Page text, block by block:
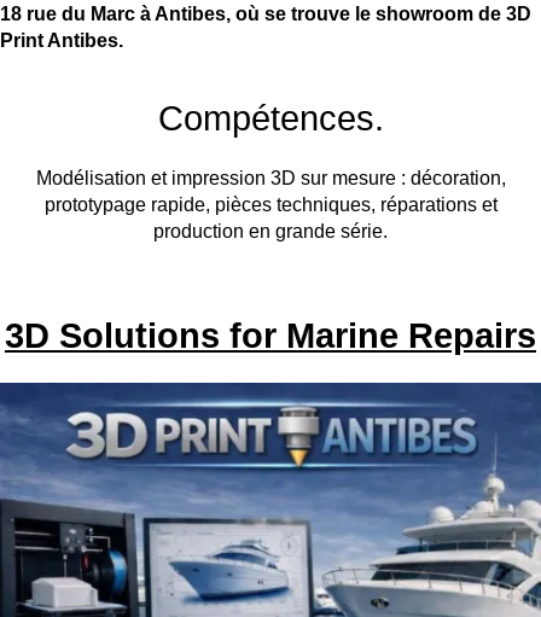
18 rue du Marc à Antibes, où se trouve le showroom de 3D
Print Antibes.
Compétences.
Modélisation et impression 3D sur mesure : décoration,
prototypage rapide, pièces techniques, réparations et
production en grande série.
3D Solutions for Marine Repairs